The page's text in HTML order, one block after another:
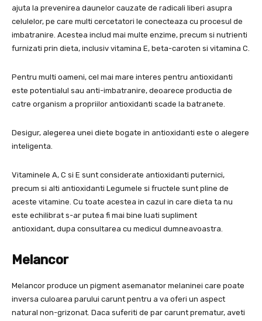
ajuta la prevenirea daunelor cauzate de radicali liberi asupra
celulelor, pe care multi cercetatori le conecteaza cu procesul de
imbatranire. Acestea includ mai multe enzime, precum si nutrienti
furnizati prin dieta, inclusiv vitamina E, beta-caroten si vitamina C.
Pentru multi oameni, cel mai mare interes pentru antioxidanti
este potentialul sau anti-imbatranire, deoarece productia de
catre organism a propriilor antioxidanti scade la batranete.
Desigur, alegerea unei diete bogate in antioxidanti este o alegere
inteligenta.
Vitaminele A, C si E sunt considerate antioxidanti puternici,
precum si alti antioxidanti Legumele si fructele sunt pline de
aceste vitamine. Cu toate acestea in cazul in care dieta ta nu
este echilibrat s-ar putea fi mai bine luati supliment
antioxidant, dupa consultarea cu medicul dumneavoastra.
Melancor
Melancor produce un pigment asemanator melaninei care poate
inversa culoarea parului carunt pentru a va oferi un aspect
natural non-grizonat. Daca suferiti de par carunt prematur, aveti